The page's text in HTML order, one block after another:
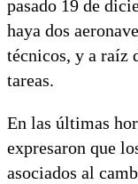
pasado 19 de
haya dos
técnicos, y a raíz
tareas.
En las últimas
expresaron que
asociados al